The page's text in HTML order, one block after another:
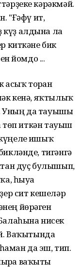
кәрәкмәй.
"Ғәфү ит,
алдына ла
киткәне бик
йомдо ...
торған
кенә, яҡтылыҡ
Уның да тауышы
төп иткән тауыш
ғишыҡ
тигәнгә
дуҫ булышып,
һыуға
сит кешеләр
йөрәген
нисек
Ваҡытында
да эш, тип.
ваҡыты